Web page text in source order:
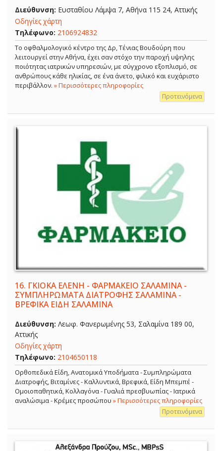
Διεύθυνση: Ευσταθίου Λάμψα 7, Αθήνα 115 24, Αττικής
Οδηγίες χάρτη
Τηλέφωνο: 2106924832
Το οφθαλμολογικό κέντρο της Δρ, Τένιας Βουδούρη που
λειτουργεί στην Αθήνα, έχει σαν στόχο την παροχή υψηλης
ποιότητας ιατρικών υπηρεσιών, με σύγχρονο εξοπλισμό, σε
ανθρώπους κάθε ηλικίας, σε ένα άνετο, φιλικό και ευχάριστο
περιβάλλον. » Περισσότερες πληροφορίες
Προτεινόμενα
16. ΓΚΙΟΚΑ ΕΛΕΝΗ - ΦΑΡΜΑΚΕΙΟ ΣΑΛΑΜΙΝΑ -
ΣΥΜΠΛΗΡΩΜΑΤΑ ΔΙΑΤΡΟΦΗΣ ΣΑΛΑΜΙΝΑ -
ΒΡΕΦΙΚΑ ΕΙΔΗ ΣΑΛΑΜΙΝΑ
Διεύθυνση: Λεωφ. Φανερωμένης 53, Σαλαμίνα 189 00,
Αττικής
Οδηγίες χάρτη
Τηλέφωνο: 2104650118
Ορθοπεδικά Είδη, Ανατομικά Υποδήματα - Συμπληρώματα
Διατροφής, Βιταμίνες - Καλλυντικά, Βρεφικά, Είδη Μπεμπέ -
Ομοιοπαθητικά, Κολλαγόνα - Γυαλιά πρεσβυωπίας - Ιατρικά
αναλώσιμα - Κρέμες προσώπου » Περισσότερες πληροφορίες
Προτεινόμενα